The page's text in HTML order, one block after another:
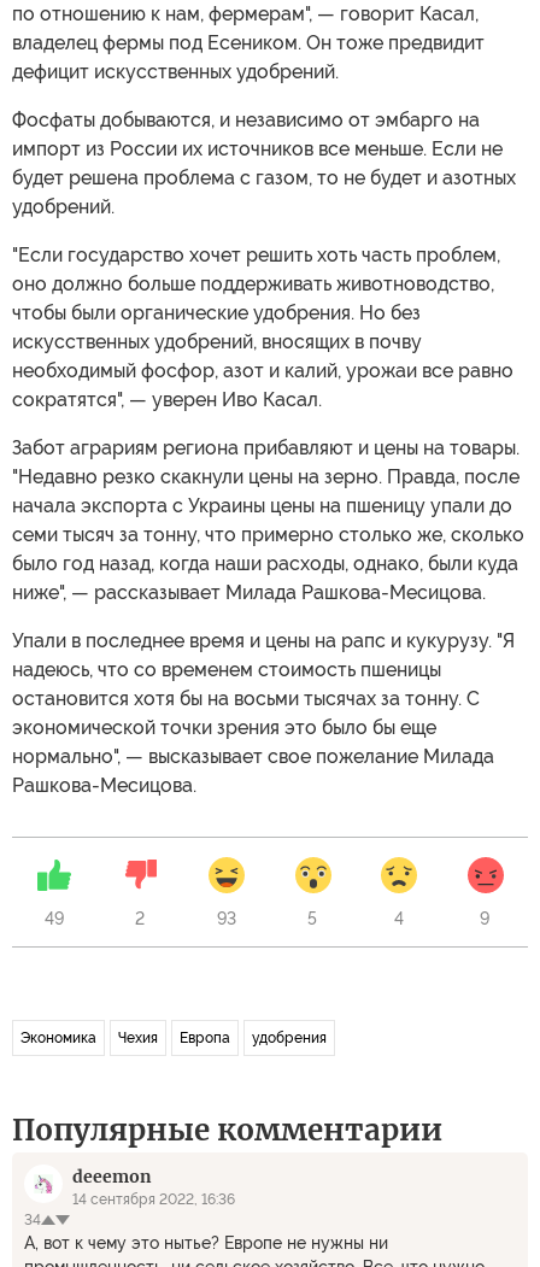
по отношению к нам, фермерам", — говорит Касал,
владелец фермы под Есеником. Он тоже предвидит
дефицит искусственных удобрений.
Фосфаты добываются, и независимо от эмбарго на
импорт из России их источников все меньше. Если не
будет решена проблема с газом, то не будет и азотных
удобрений.
"Если государство хочет решить хоть часть проблем,
оно должно больше поддерживать животноводство,
чтобы были органические удобрения. Но без
искусственных удобрений, вносящих в почву
необходимый фосфор, азот и калий, урожаи все равно
сократятся", — уверен Иво Касал.
Забот аграриям региона прибавляют и цены на товары.
"Недавно резко скакнули цены на зерно. Правда, после
начала экспорта с Украины цены на пшеницу упали до
семи тысяч за тонну, что примерно столько же, сколько
было год назад, когда наши расходы, однако, были куда
ниже", — рассказывает Милада Рашкова-Месицова.
Упали в последнее время и цены на рапс и кукурузу. "Я
надеюсь, что со временем стоимость пшеницы
остановится хотя бы на восьми тысячах за тонну. С
экономической точки зрения это было бы еще
нормально", — высказывает свое пожелание Милада
Рашкова-Месицова.
49 2 93 5 4 9
Экономика Чехия Европа удобрения
Популярные комментарии
deeemon
14 сентября 2022, 16:36
34
А, вот к чему это нытье? Европе не нужны ни